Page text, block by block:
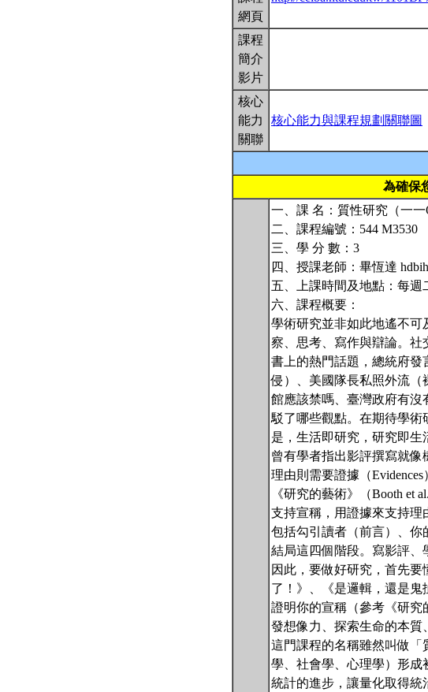
網頁
課程
簡介
影片
核心
能力
關聯
核心能力與課程規劃關聯圖
為確保
一、課 名：質性研究（一一
二、課程編號：544 M3530
三、學 分 數：3
四、授課老師：畢恆達
五、上課時間及地點：每週
六、課程概要：
學術研究並非如此地遙不
察、思考、寫作與辯論。
書上的熱門話題，總統府發
侵）、美國隊長私照外流
館應該禁嗎、臺灣政府有
駁了哪些觀點。在期待學
是，生活即研究，研究即生
曾有學者指出影評撰寫就像
理由則需要證據（
《研究的藝術》（Booth et
支持宣稱，用證據來支持理
包括勾引讀者（前言）、你
結局這四個階段。寫影評、
因此，要做好研究，首先
了！》、《是邏輯，還是
證明你的宣稱（參考《研究
發想像力、探索生命的本質
這門課程的名稱雖然叫做
學、社會學、心理學）形成
統計的進步，讓量化取得統